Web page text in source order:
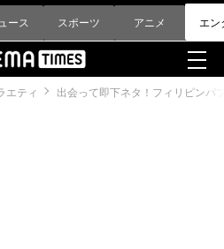
ース スポーツ アニメ エン
エティ 出会って即下ネタ！フィリピンパ